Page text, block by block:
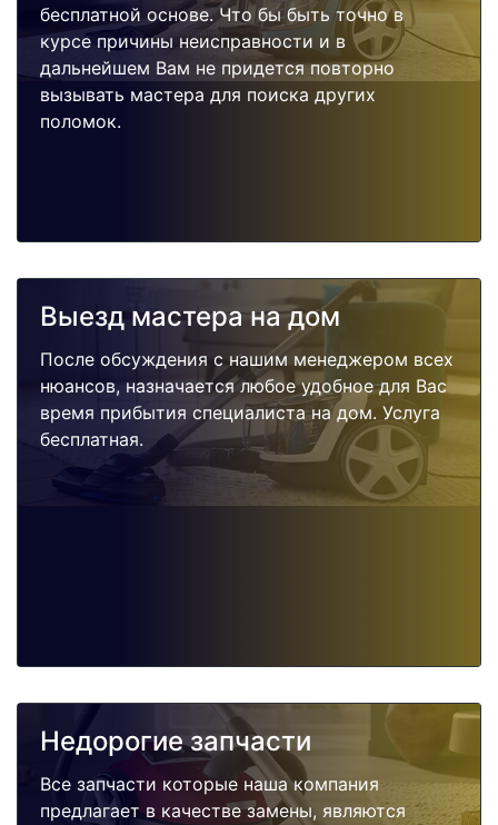
бесплатной основе. Что бы быть точно в
курсе причины неисправности и в
дальнейшем Вам не придется повторно
вызывать мастера для поиска других
поломок.
Выезд мастера на дом
После обсуждения с нашим менеджером всех
нюансов, назначается любое удобное для Вас
время прибытия специалиста на дом. Услуга
бесплатная.
Недорогие запчасти
Все запчасти которые наша компания
предлагает в качестве замены, являются